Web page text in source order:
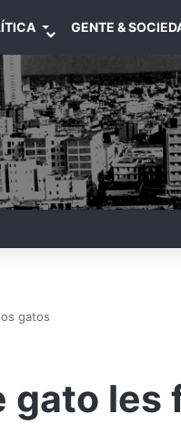
GENTE &
gatos
gato les